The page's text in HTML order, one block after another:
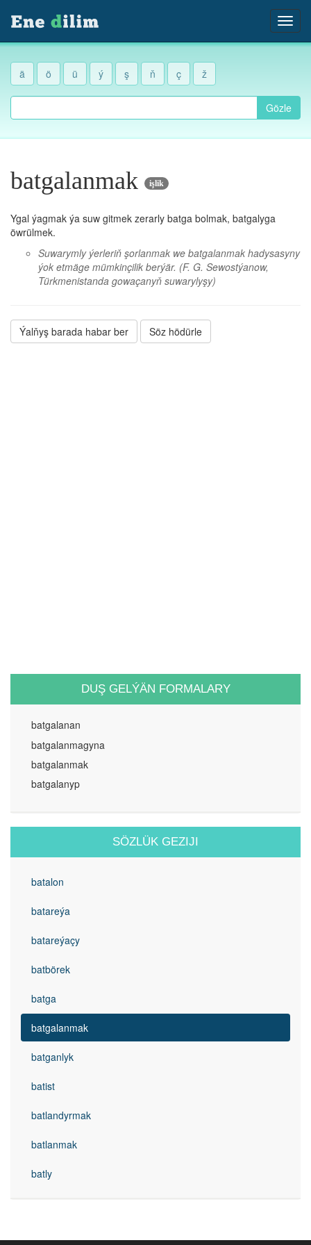
ä ö ü ý ş ň ç ž
Gözle
batgalanmak işlik
Ygal ýagmak ýa suw gitmek zerarly batga bolmak, batgalyga
öwrülmek.
Suwarymly ýerleriň şorlanmak we batgalanmak hadysasyny
ýok etmäge mümkinçilik berýär. (F. G. Sewostýanow,
Türkmenistanda gowaçanyň suwarylyşy)
Ýalňyş barada habar ber Söz hödürle
DUŞ GELÝÄN FORMALARY
batgalanan
batgalanmagyna
batgalanmak
batgalanyp
SÖZLÜK GEZIJI
batalon
batareýa
batareýaçy
batbörek
batga
batgalanmak
batganlyk
batist
batlandyrmak
batlanmak
batly